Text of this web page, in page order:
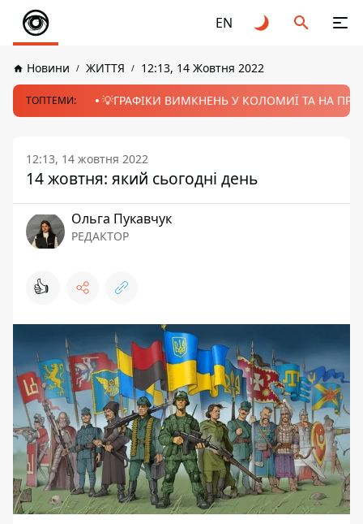
EN
Новини ЖИТТЯ 12:13, 14 Жовтня 2022
ТОПТЕМИ: 💡ГРАФІКИ ВИМКНЕНЬ У КОЛОМИЇ ТА НА
12:13, 14 жовтня 2022
14 жовтня: який сьогодні день
Ольга Пукавчук
РЕДАКТОР
👍